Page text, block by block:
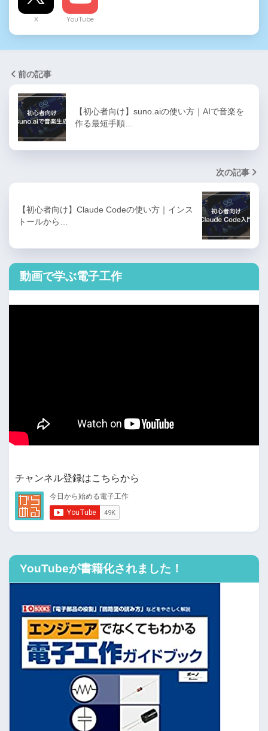
X YouTube
前の記事
【初心者向け】suno.aiの使い方｜AIで音楽を
作る最短手順…
次の記事
【初心者向け】Claude Codeの使い方｜インス
トールから…
動画で学ぶ電子工作
チャンネル登録はこちらから
YouTubeが書籍化されました！